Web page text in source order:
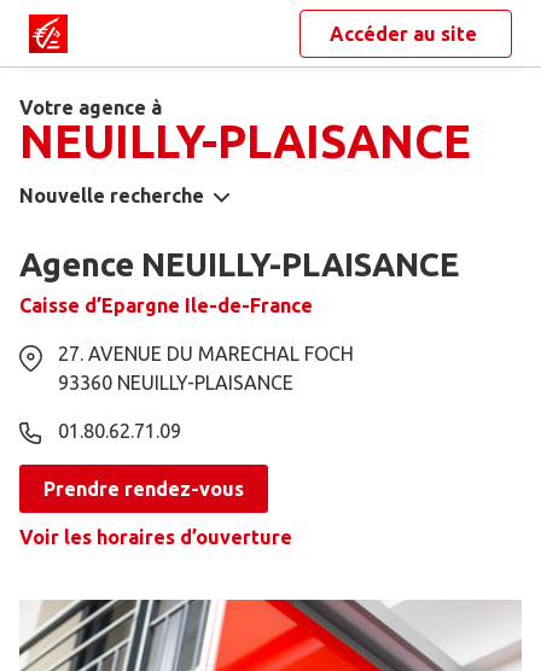
Accéder au site
Votre agence à
NEUILLY-PLAISANCE
Nouvelle recherche
Agence NEUILLY-PLAISANCE
Caisse d’Epargne Ile-de-France
27. AVENUE DU MARECHAL FOCH
93360 NEUILLY-PLAISANCE
01.80.62.71.09
Prendre rendez-vous
Voir les horaires d’ouverture